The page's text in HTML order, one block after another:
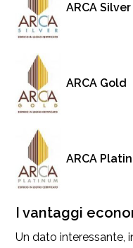
ARCA Silver
ARCA Gold
ARCA
I vantaggi
Un dato interessante,